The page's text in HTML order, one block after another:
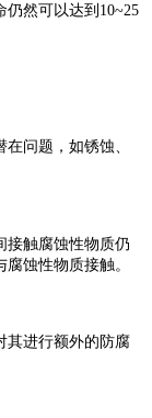
然可以达到10~25
问题，如锈蚀、
触腐蚀性物质仍
蚀性物质接触。
进行额外的防腐